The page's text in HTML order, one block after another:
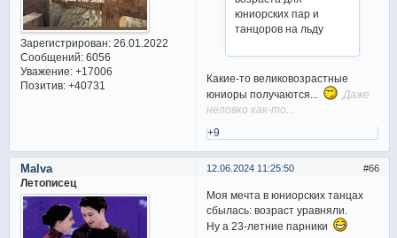
Зарегистрирован: 26.01.2022
Сообщений:6056
Уважение: +17006
Позитив: +40731
юниорских пар и
танцоров на льду
Какие-то великовозрастные
юниоры получаются...
Даже
неловко как-то...
+9
66
12.06.2024 11:25:50
Malva
Летописец
Моя мечта в юниорских танцах
сбылась: возраст уравняли.
Ну а 23-летние парники